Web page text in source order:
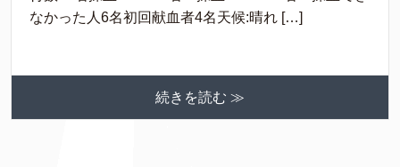
なかった人6名初回献血者4名天候:晴れ […]
続きを読む ≫